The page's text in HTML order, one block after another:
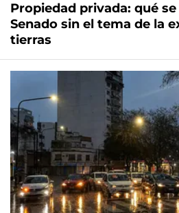
Propiedad privada: qué
Senado sin el tema de la
tierras